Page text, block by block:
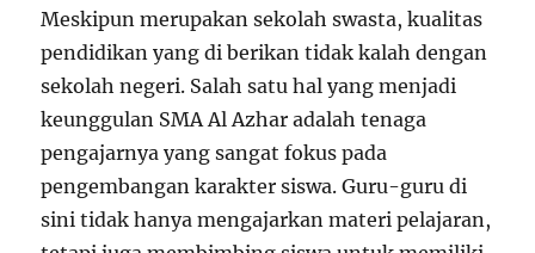
Meskipun merupakan sekolah swasta, kualitas
pendidikan yang di berikan tidak kalah dengan
sekolah negeri. Salah satu hal yang menjadi
keunggulan SMA Al Azhar adalah tenaga
pengajarnya yang sangat fokus pada
pengembangan karakter siswa. Guru-guru di
sini tidak hanya mengajarkan materi pelajaran,